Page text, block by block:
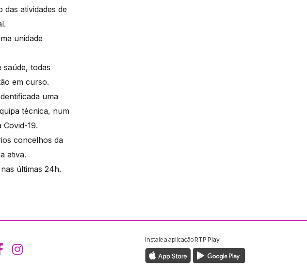
atividades de
unidade
todas
em curso.
uma
técnica, num
19.
concelhos da
ativa.
últimas 24h.
Aceder ao Facebook da RTP Madeira
Aceder ao Instagram da RTP Madeira
Instale a aplicaçãoRTP Play